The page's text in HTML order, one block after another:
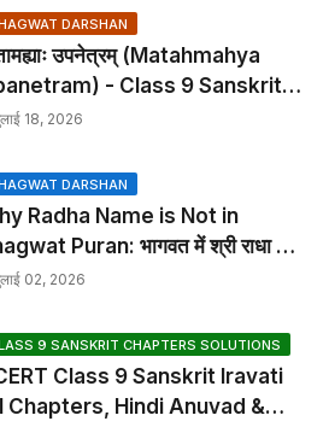
DARSHAN
उपनेत्रम् (Matahmahya
- Class 9 Sanskrit
2 Translation &
18, 2026
DARSHAN
Radha Name is Not in
Puran: भागवत में श्री राधा का
क्यों नहीं है?
02, 2026
9 SANSKRIT CHAPTERS SOLUTIONS
Class 9 Sanskrit Iravati
Chapters, Hindi Anuvad &